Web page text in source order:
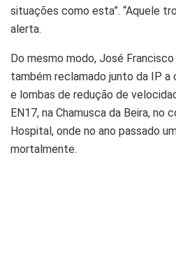
situações como esta”. “Aquele
alerta.
Do mesmo modo, José
também reclamado junto da IP
e lombas de redução de
EN17, na Chamusca da Beira, no
Hospital, onde no ano passado
mortalmente.